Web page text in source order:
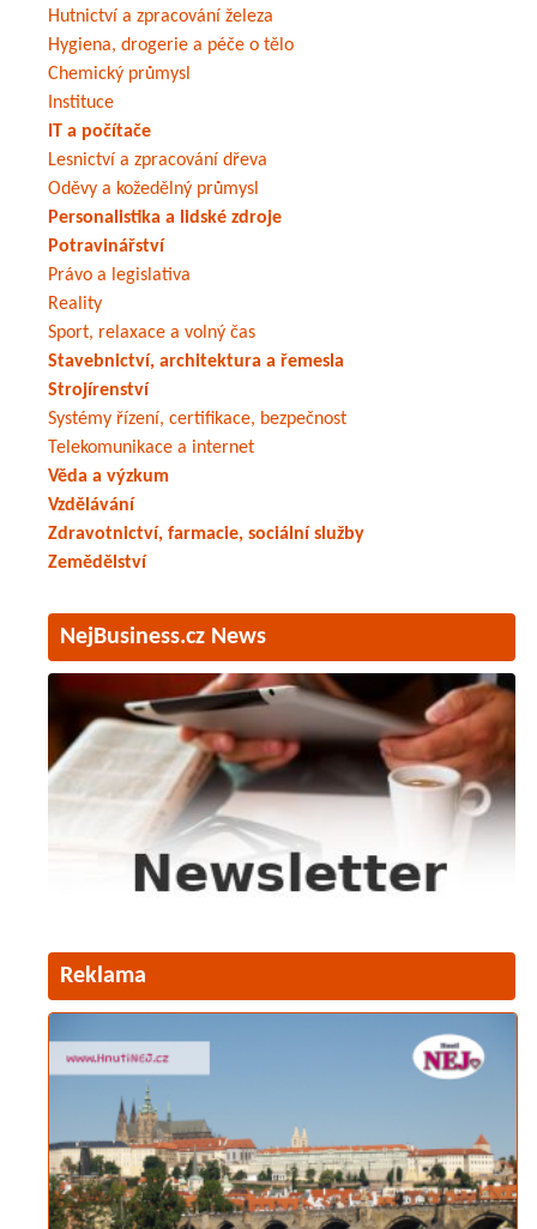
Hutnictví a zpracování železa
Hygiena, drogerie a péče o tělo
Chemický průmysl
Instituce
IT a počítače
Lesnictví a zpracování dřeva
Oděvy a kožedělný průmysl
Personalistika a lidské zdroje
Potravinářství
Právo a legislativa
Reality
Sport, relaxace a volný čas
Stavebnictví, architektura a řemesla
Strojírenství
Systémy řízení, certifikace, bezpečnost
Telekomunikace a internet
Věda a výzkum
Vzdělávání
Zdravotnictví, farmacie, sociální služby
Zemědělství
NejBusiness.cz News
Reklama